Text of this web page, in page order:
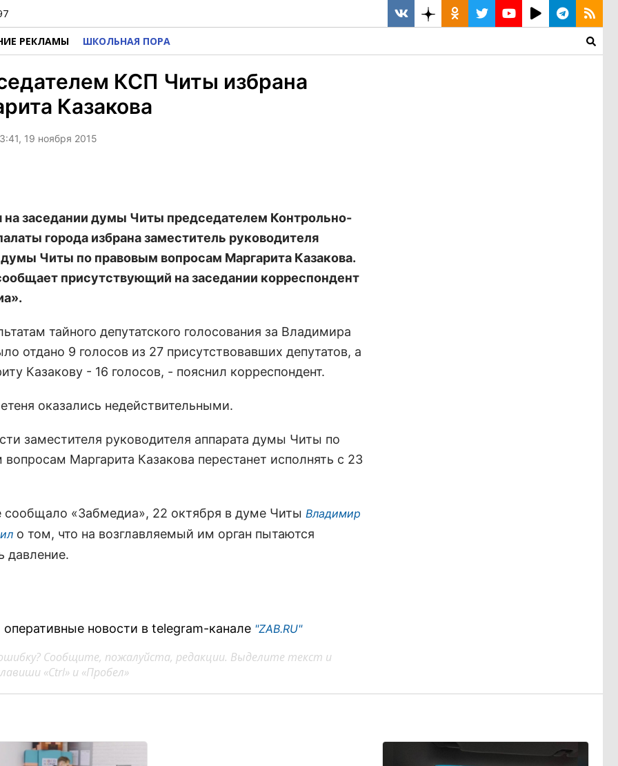
РЕКЛАМЫ ШКОЛЬНАЯ ПОРА
КСП Читы избрана
Казакова
19 ноября 2015
на заседании думы Читы председателем Контрольно-
города избрана заместитель руководителя
думы Читы по правовым вопросам Маргарита Казакова.
присутствующий на заседании корреспондент
тайного депутатского голосования за Владимира
отдано 9 голосов из 27 присутствовавших депутатов, а
Казакову - 16 голосов, - пояснил корреспондент.
оказались недействительными.
заместителя руководителя аппарата думы Читы по
Маргарита Казакова перестанет исполнять с 23
сообщало «Забмедиа», 22 октября в думе Читы Владимир
о том, что на возглавляемый им орган пытаются
давление.
новости в telegram-канале "ZAB.RU"
Сообщите, пожалуйста, редакции. Выделите текст и
«Ctrl» и «Пробел»